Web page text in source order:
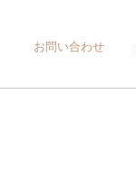
お問い合わせ